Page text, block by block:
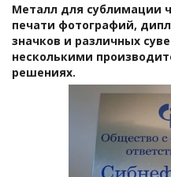
Металл для сублимации
печати фотографий,
значков и различных
несколькими
решениях.